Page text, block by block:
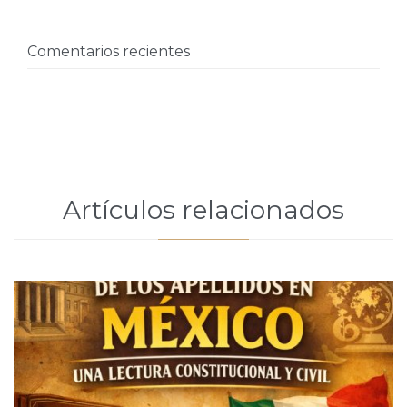
Comentarios recientes
Artículos relacionados